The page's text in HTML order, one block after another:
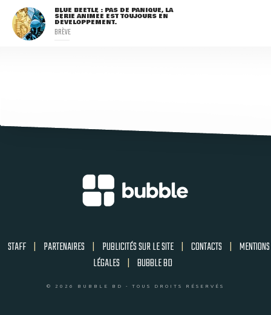
BLUE BEETLE : PAS DE PANIQUE, LA
SÉRIE ANIMÉE EST TOUJOURS EN
DÉVELOPPEMENT.
BRÈVE
STAFF | PARTENAIRES | PUBLICITÉS SUR LE SITE | CONTACTS | MENTIONS
LÉGALES | BUBBLE BD
© 2026 BUBBLE BD - TOUS DROITS RÉSERVÉS